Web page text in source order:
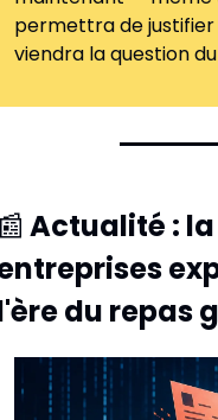
permettra de justifier
viendra la question
Actualité :
du repas